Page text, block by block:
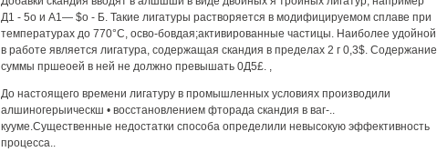
Д1 - 5о и А1— $о - Б. Такие лигатуры растворяется в модифицируемом сплаве при
температурах до 770°С, осво-бовдая;активированные частицы. Наиболее удойной
в работе является лигатура, содержащая скандия в пределах 2 г 0,3$. Содержание
суммы пршеоей в ней не должно превышать 0Д5£. ,
До настоящего времени лигатуру в промышленных условиях производили
алшиногерыическш • восстановлением фторада скандия в ваг-..
кууме.Существенные недостатки способа определили невысокую эффективность
процесса..